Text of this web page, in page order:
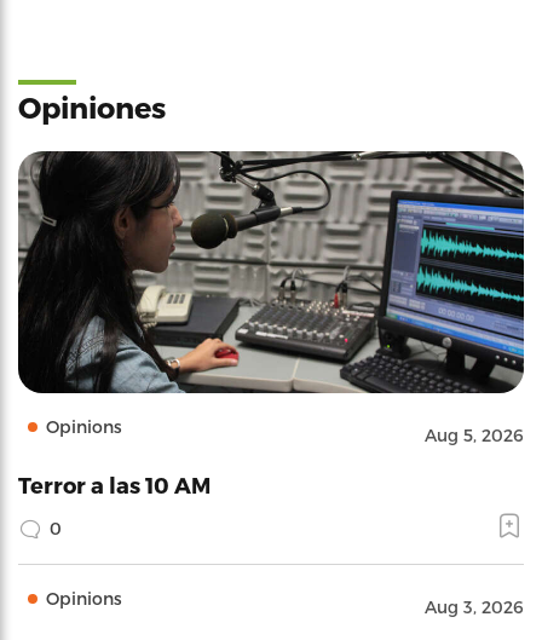
Opiniones
Opinions Aug 5, 2026
Terror a las 10 AM
0
Opinions Aug 3, 2026